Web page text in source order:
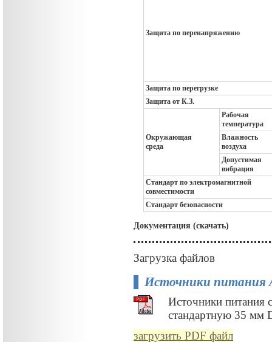
Защита по перенапряжению
Защита по перегрузке
Защита от К.З.
Окружающая
среда
Рабочая
температура
Влажность
воздуха
Допустимая
вибрация
Стандарт по электромагнитной
совместимости
Стандарт безопасности
Документация (скачать)
Загрузка файлов
Источники питания
Источники питания
стандартную 35 мм
загрузить PDF файл